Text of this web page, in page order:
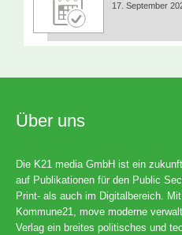
17. September
Über uns
Die K21 media GmbH ist ein
auf Publikationen für den Public
Print- als auch im Digitalbereich.
Kommune21, move moderne
Verlag ein breites politisches und